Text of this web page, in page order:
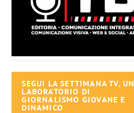
SEGUI LA SETTIMANA TV, UN
LABORATORIO DI
GIORNALISMO GIOVANE E
DINAMICO